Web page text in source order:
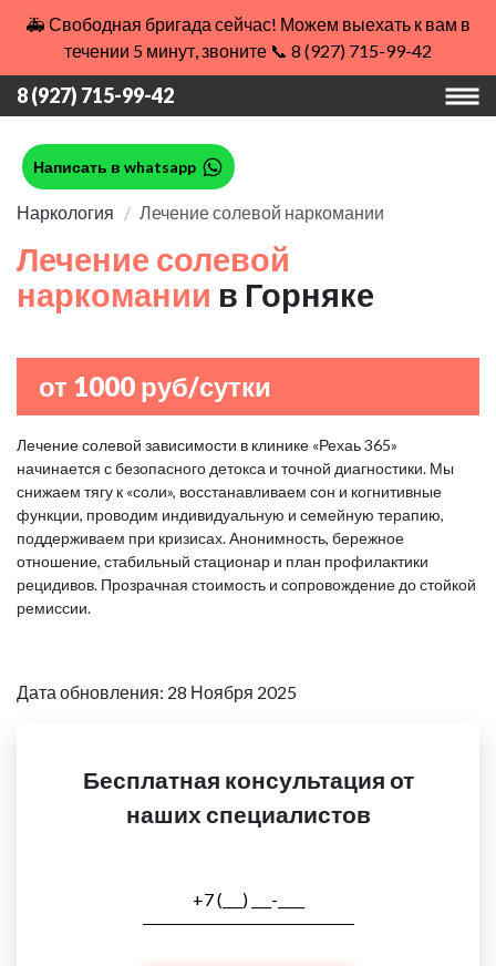
🚑 Свободная бригада сейчас! Можем выехать к вам в
течении 5 минут, звоните 📞 8 (927) 715-99-42
8 (927) 715-99-42
Написать в whatsapp
Наркология Лечение солевой наркомании
Лечение солевой
наркомании в Горняке
от 1000 руб/сутки
Лечение солевой зависимости в клинике «Рехаь 365»
начинается с безопасного детокса и точной диагностики. Мы
снижаем тягу к «соли», восстанавливаем сон и когнитивные
функции, проводим индивидуальную и семейную терапию,
поддерживаем при кризисах. Анонимность, бережное
отношение, стабильный стационар и план профилактики
рецидивов. Прозрачная стоимость и сопровождение до стойкой
ремиссии.
Дата обновления: 28 Ноября 2025
Бесплатная консультация от
наших специалистов